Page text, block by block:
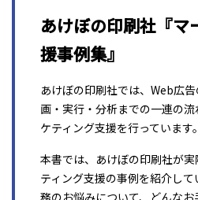
あけぼの印刷社『マ
援事例集』
あけぼの印刷社では、Web広
画・実行・分析までの一連の
ケティング支援を行っています。
本書では、あけぼの印刷社が
ティング支援の事例を紹介し
務のお悩みについて、どんな